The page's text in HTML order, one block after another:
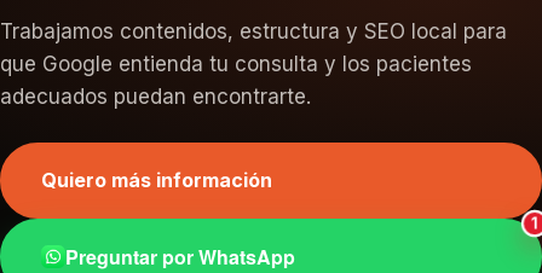
Trabajamos contenidos, estructura y SEO local para
que Google entienda tu consulta y los pacientes
adecuados puedan encontrarte.
Quiero más información
Preguntar por WhatsApp